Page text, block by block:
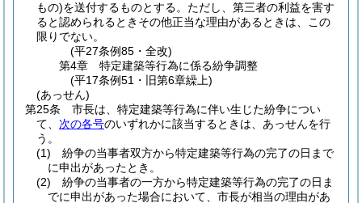
もの)を送付するものとする。 ただし、第三者の利益を害す
ると認められるときその他正当な理由があるときは、この
限りでない。
(平27条例85・全改)
第4章
特定建築等行為に係る紛争調整
(平17条例51・旧第6章繰上)
(あっせん)
第25条
市長は、特定建築等行為に伴い生じた紛争につい
て、 次の各号のいずれかに該当するときは、あっせんを行
う。
(1)
紛争の当事者双方から特定建築等行為の完了の日まで
に申出があったとき。
(2)
紛争の当事者の一方から特定建築等行為の完了の日ま
でに申出があった場合において、市長が相当の理由があ